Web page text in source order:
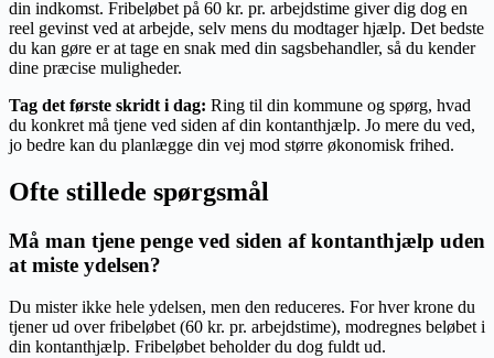
din indkomst. Fribeløbet på 60 kr. pr. arbejdstime giver dig dog en
reel gevinst ved at arbejde, selv mens du modtager hjælp. Det bedste
du kan gøre er at tage en snak med din sagsbehandler, så du kender
dine præcise muligheder.
Tag det første skridt i dag: Ring til din kommune og spørg, hvad
du konkret må tjene ved siden af din kontanthjælp. Jo mere du ved,
jo bedre kan du planlægge din vej mod større økonomisk frihed.
Ofte stillede spørgsmål
Må man tjene penge ved siden af kontanthjælp uden
at miste ydelsen?
Du mister ikke hele ydelsen, men den reduceres. For hver krone du
tjener ud over fribeløbet (60 kr. pr. arbejdstime), modregnes beløbet i
din kontanthjælp. Fribeløbet beholder du dog fuldt ud.